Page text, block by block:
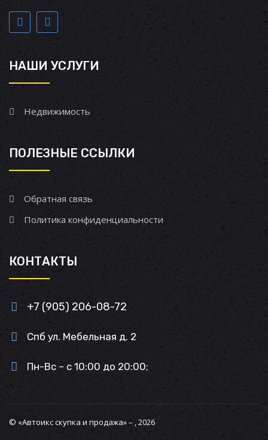
НАШИ УСЛУГИ
Недвижимость
ПОЛЕЗНЫЕ ССЫЛКИ
Обратная связь
Политика конфиденциальности
КОНТАКТЫ
+7 (905) 206-08-72
Спб ул. Мебельная д. 2
Пн-Вс – с 10:00 до 20:00;
© «Автоикс скупка и продажа» – , 2026